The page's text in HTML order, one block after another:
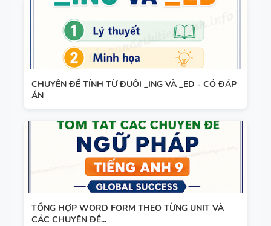
VÀ NGỮ
PHÁP -
TIẾNG ANH
6 - HỌC KỲ
WORD +
HỌA
BẢNG
FORM -
TIẾNG ANH
11 -
GLOBAL
SUCCESS -
HỌC KỲ 1 -
CHUYÊN ĐỀ TÍNH TỪ ĐUÔI _ING VÀ _ED - CÓ ĐÁP
ÁN
TỔNG HỢP WORD FORM THEO TỪNG UNIT VÀ
CÁC CHUYÊN ĐỀ...